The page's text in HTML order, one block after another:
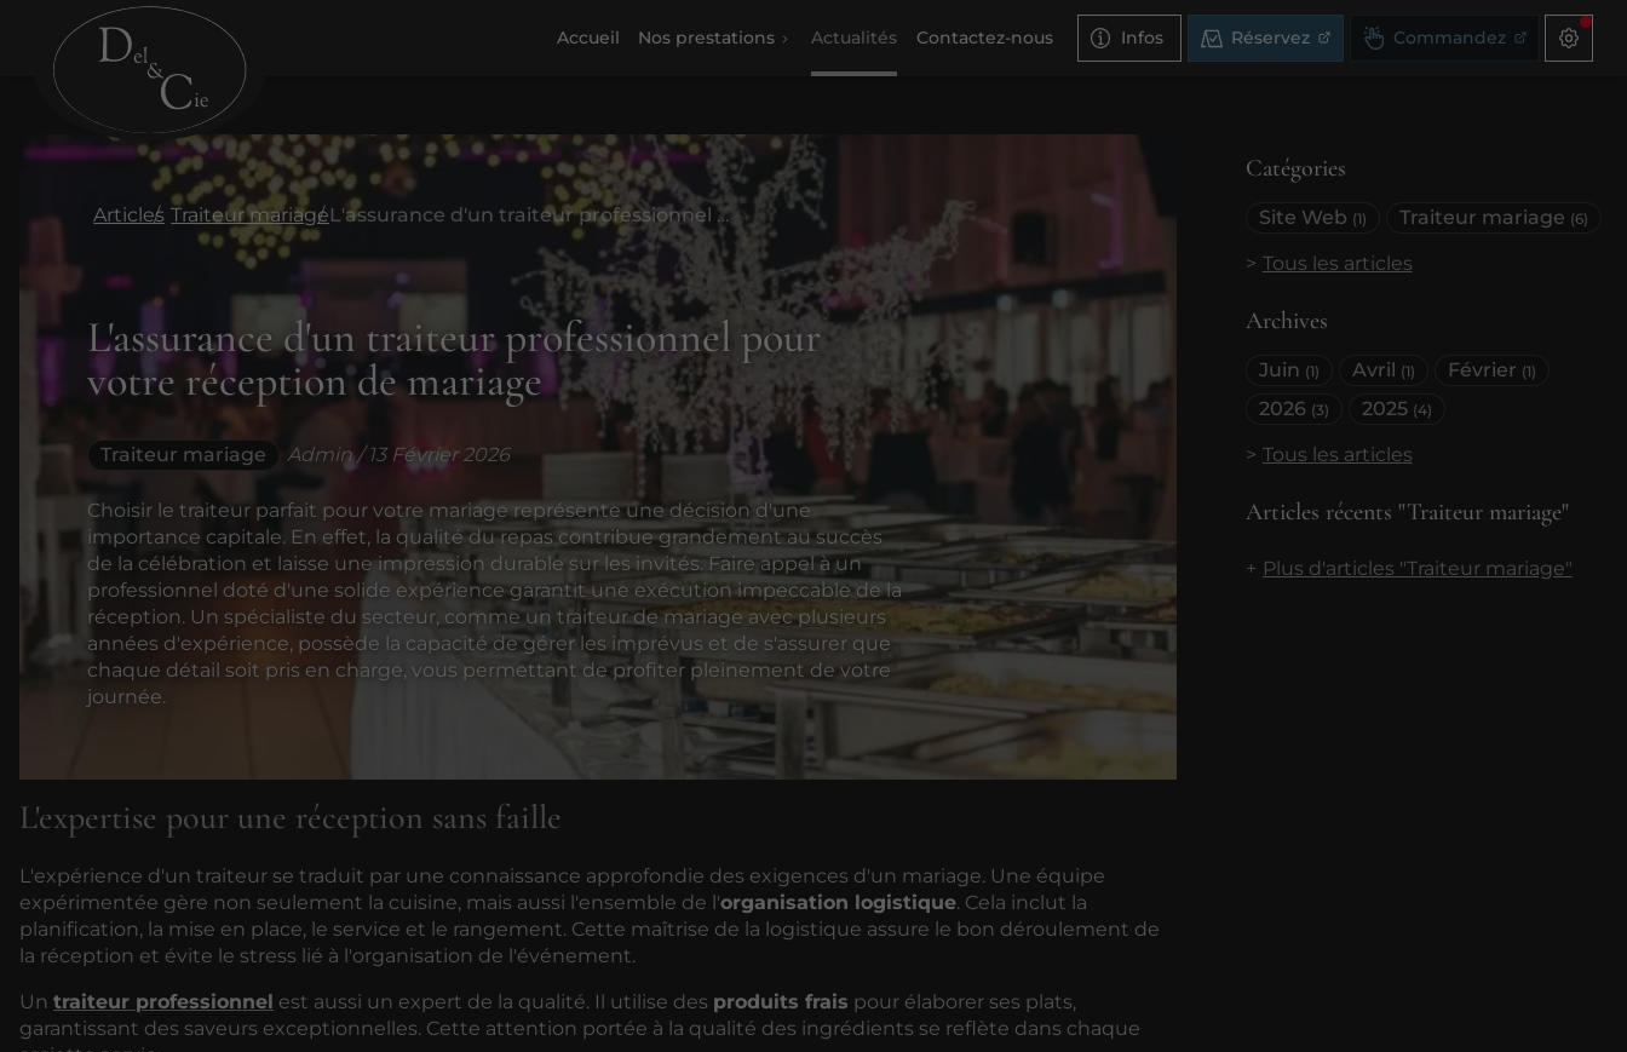
Accueil Nos prestations Actualités Contactez-nous Infos Réservez Commandez
Catégories
Site Web (1) Traiteur mariage (6)
Tous les articles
Archives
Juin (1) Avril (1) Février (1)
2026 (3) 2025 (4)
Tous les articles
Articles récents "Traiteur mariage"
Plus d'articles "Traiteur mariage"
Articles Traiteur mariage L'assurance d'un traiteur professionnel pour votre réception de mariage
L'assurance d'un traiteur professionnel pour
votre réception de mariage
Traiteur mariage Admin / 13 Février 2026
Choisir le traiteur parfait pour votre mariage représente une décision d'une
importance capitale. En effet, la qualité du repas contribue grandement au succès
de la célébration et laisse une impression durable sur les invités. Faire appel à un
professionnel doté d'une solide expérience garantit une exécution impeccable de la
réception. Un spécialiste du secteur, comme un traiteur de mariage avec plusieurs
années d'expérience, possède la capacité de gérer les imprévus et de s'assurer que
chaque détail soit pris en charge, vous permettant de profiter pleinement de votre
journée.
L'expertise pour une réception sans faille
L'expérience d'un traiteur se traduit par une connaissance approfondie des exigences d'un mariage. Une équipe
expérimentée gère non seulement la cuisine, mais aussi l'ensemble de l'organisation logistique. Cela inclut la
planification, la mise en place, le service et le rangement. Cette maîtrise de la logistique assure le bon déroulement de
la réception et évite le stress lié à l'organisation de l'événement.
Un traiteur professionnel est aussi un expert de la qualité. Il utilise des produits frais pour élaborer ses plats,
garantissant des saveurs exceptionnelles. Cette attention portée à la qualité des ingrédients se reflète dans chaque